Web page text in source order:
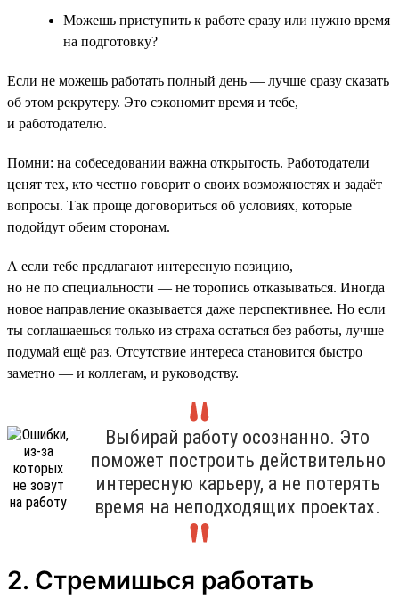
Можешь приступить к работе сразу или нужно время
на подготовку?
Если не можешь работать полный день — лучше сразу сказать
об этом рекрутеру. Это сэкономит время и тебе,
и работодателю.
Помни: на собеседовании важна открытость. Работодатели
ценят тех, кто честно говорит о своих возможностях и задаёт
вопросы. Так проще договориться об условиях, которые
подойдут обеим сторонам.
А если тебе предлагают интересную позицию,
но не по специальности — не торопись отказываться. Иногда
новое направление оказывается даже перспективнее. Но если
ты соглашаешься только из страха остаться без работы, лучше
подумай ещё раз. Отсутствие интереса становится быстро
заметно — и коллегам, и руководству.
Выбирай работу осознанно. Это
поможет построить действительно
интересную карьеру, а не потерять
время на неподходящих проектах.
2. Стремишься работать